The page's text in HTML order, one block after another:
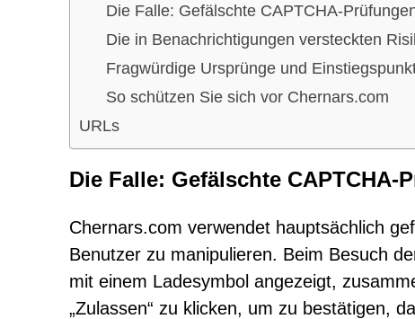
Die Falle: Gefälschte CAPTCHA-
Die in Benachrichtigungen versteckten
Fragwürdige Ursprünge und
So schützen Sie sich vor Chernars.com
URLs
Die Falle: Gefälschte
Chernars.com verwendet hauptsächlich
Benutzer zu manipulieren. Beim Besuch
mit einem Ladesymbol angezeigt,
„Zulassen“ zu klicken, um zu bestätigen,